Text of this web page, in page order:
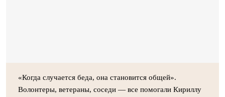
«Когда случается беда, она становится общей».
Волонтеры, ветераны, соседи — все помогали Кириллу